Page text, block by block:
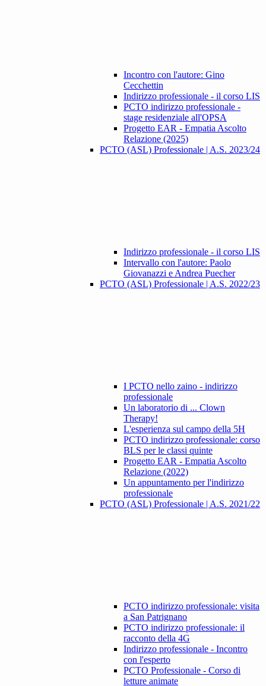
Incontro con l'autore: Gino
Cecchettin
Indirizzo professionale - il corso LIS
PCTO indirizzo professionale -
stage residenziale all'OPSA
Progetto EAR - Empatia Ascolto
Relazione (2025)
PCTO (ASL) Professionale | A.S. 2023/24
Indirizzo professionale - il corso LIS
Intervallo con l'autore: Paolo
Giovanazzi e Andrea Puecher
PCTO (ASL) Professionale | A.S. 2022/23
I PCTO nello zaino - indirizzo
professionale
Un laboratorio di ... Clown
Therapy!
L'esperienza sul campo della 5H
PCTO indirizzo professionale: corso
BLS per le classi quinte
Progetto EAR - Empatia Ascolto
Relazione (2022)
Un appuntamento per l'indirizzo
professionale
PCTO (ASL) Professionale | A.S. 2021/22
PCTO indirizzo professionale: visita
a San Patrignano
PCTO indirizzo professionale: il
racconto della 4G
Indirizzo professionale - Incontro
con l'esperto
PCTO Professionale - Corso di
letture animate